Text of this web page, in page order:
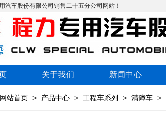
汽车股份有限公司销售二十五分公司网站！
关于我们 新闻中心
网站首页 > 产品中心 > 工程车系列 > 清障车 >